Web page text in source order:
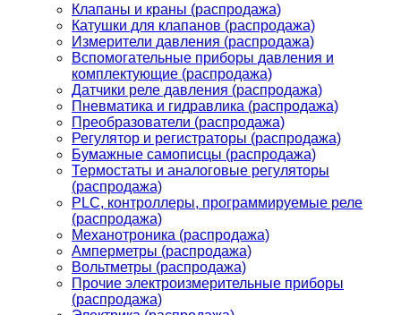
Клапаны и краны (распродажа)
Катушки для клапанов (распродажа)
Измерители давления (распродажа)
Вспомогательные приборы давления и
комплектующие (распродажа)
Датчики реле давления (распродажа)
Пневматика и гидравлика (распродажа)
Преобразователи (распродажа)
Регулятор и регистраторы (распродажа)
Бумажные самописцы (распродажа)
Термостаты и аналоговые регуляторы
(распродажа)
PLС, контроллеры, программируемые реле
(распродажа)
Механотроника (распродажа)
Амперметры (распродажа)
Вольтметры (распродажа)
Прочие электроизмерительные приборы
(распродажа)